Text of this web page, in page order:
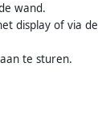
wand.
display of via de
te sturen.